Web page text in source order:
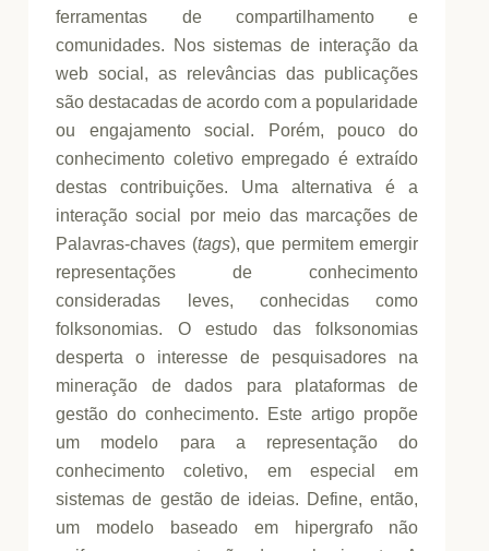
ferramentas de compartilhamento e
comunidades. Nos sistemas de interação da
web social, as relevâncias das publicações
são destacadas de acordo com a popularidade
ou engajamento social. Porém, pouco do
conhecimento coletivo empregado é extraído
destas contribuições. Uma alternativa é a
interação social por meio das marcações de
Palavras-chaves (tags), que permitem emergir
representações de conhecimento
consideradas leves, conhecidas como
folksonomias. O estudo das folksonomias
desperta o interesse de pesquisadores na
mineração de dados para plataformas de
gestão do conhecimento. Este artigo propõe
um modelo para a representação do
conhecimento coletivo, em especial em
sistemas de gestão de ideias. Define, então,
um modelo baseado em hipergrafo não